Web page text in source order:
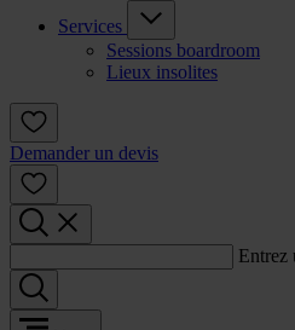
Services
Sessions boardroom
Lieux insolites
Demander un devis
Entrez